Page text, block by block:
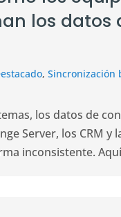
los datos
,Sincronización
los datos de
Server, los CRM y
inconsistente.